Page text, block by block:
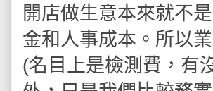
開店做生意本來就不
金和人事成本。所以
(名目上是檢測費，有